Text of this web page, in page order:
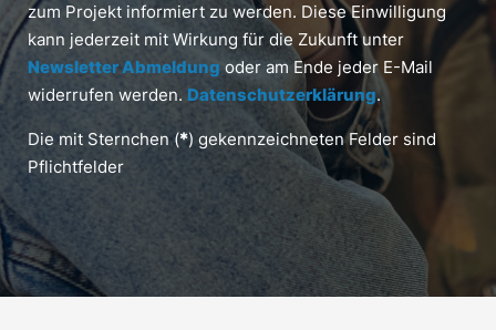
zum Projekt informiert zu werden. Diese Einwilligung
kann jederzeit mit Wirkung für die Zukunft unter
Newsletter Abmeldung oder am Ende jeder E-Mail
widerrufen werden. Datenschutzerklärung.
Die mit Sternchen (*) gekennzeichneten Felder sind
Pflichtfelder